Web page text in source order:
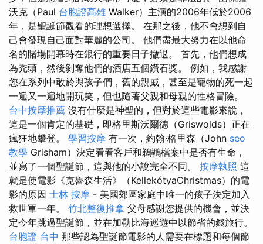
沃克（Paul 台胞證高雄 Walker）主演的2006年低於2006
年，是聖誕節觀看的理想選擇。 在那之後，他不會想到自
己會發現自己面對華麗的公司。 他們盡最大努力在以他命
名的賭場開幕時在銀行的重要日子撤退。 首先，他們想成
為禿頭，然後剝奪他們的酒店五個鑽石獎。 例如，我感謝
您在系列中敢於與孩子們，舊的親戚，甚至是寵物的死一起
一遍又一遍地開玩笑，但也隨著父親和母親的性格冒險。
台中按摩推薦 沒有什麼是神聖的，但對於這些電影來說，
這是一個肯定的基礎，即格里斯沃爾德（Griswolds）正在
瘋狂地攀登。 學習按摩 有一次，約翰·格里森（John seo
教學 Grisham）決定看看客戶和鵜鶘檔案中是否有生命，
並寫了一個聖誕節，這與他的小說完全不同。 按摩執照 這
就是使電影《克魯森生活》（KellekótyaChristmas）的電
影的原因 士林 按摩 - 美國郊區家庭中唯一的孩子決定加入
救世軍一年。 竹北整復推拿 父母感謝您提供的機會，並決
定今年跳過聖誕節，並在加勒比海巡遊中以節省的錢旅行。
台胞證 台中 那些認為聖誕節電影的人需要在標題和每個節